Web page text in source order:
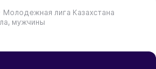
Молодежная лига Казахстана
мужчины